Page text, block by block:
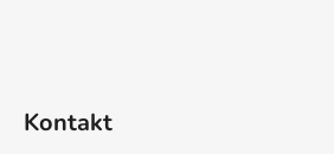
Kontakt